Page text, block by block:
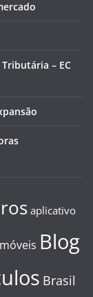
– EC
aplicativo
Blog
Brasil